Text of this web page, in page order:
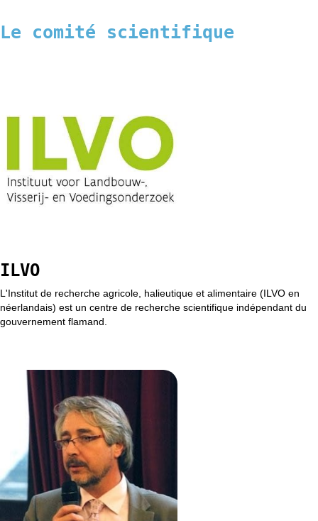
Le comité scientifique
ILVO
L'Institut de recherche agricole, halieutique et alimentaire (ILVO en
néerlandais) est un centre de recherche scientifique indépendant du
gouvernement flamand.